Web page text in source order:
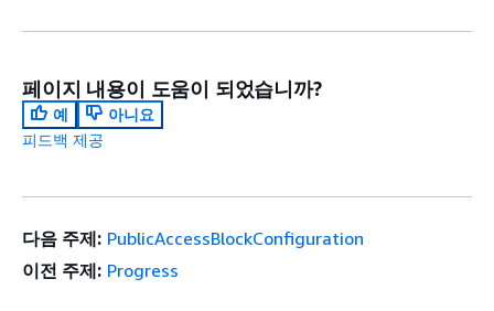
페이지 내용이 도움이 되었습니까?
예
아니요
피드백 제공
다음 주제: PublicAccessBlockConfiguration
이전 주제: Progress